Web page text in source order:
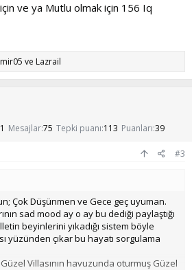
ve ya Mutlu olmak için 156 Iq
ve Lazrail
Mesajlar75 Tepki puanı 113 Puanları 39
#3
Çok Düşünmen ve Gece geç uyuman.
sad mood ay o ay bu dediği paylaştığı
beyinlerini yıkadığı sistem böyle
yüzünden çıkar bu hayatı sorgulama
Villasının havuzunda oturmuş Güzel